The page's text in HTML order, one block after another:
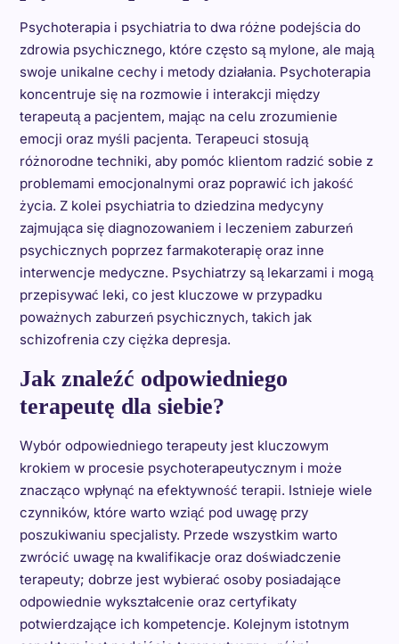
Psychoterapia i psychiatria to dwa różne podejścia do
zdrowia psychicznego, które często są mylone, ale mają
swoje unikalne cechy i metody działania. Psychoterapia
koncentruje się na rozmowie i interakcji między
terapeutą a pacjentem, mając na celu zrozumienie
emocji oraz myśli pacjenta. Terapeuci stosują
różnorodne techniki, aby pomóc klientom radzić sobie z
problemami emocjonalnymi oraz poprawić ich jakość
życia. Z kolei psychiatria to dziedzina medycyny
zajmująca się diagnozowaniem i leczeniem zaburzeń
psychicznych poprzez farmakoterapię oraz inne
interwencje medyczne. Psychiatrzy są lekarzami i mogą
przepisywać leki, co jest kluczowe w przypadku
poważnych zaburzeń psychicznych, takich jak
schizofrenia czy ciężka depresja.
Jak znaleźć odpowiedniego
terapeutę dla siebie?
Wybór odpowiedniego terapeuty jest kluczowym
krokiem w procesie psychoterapeutycznym i może
znacząco wpłynąć na efektywność terapii. Istnieje wiele
czynników, które warto wziąć pod uwagę przy
poszukiwaniu specjalisty. Przede wszystkim warto
zwrócić uwagę na kwalifikacje oraz doświadczenie
terapeuty; dobrze jest wybierać osoby posiadające
odpowiednie wykształcenie oraz certyfikaty
potwierdzające ich kompetencje. Kolejnym istotnym